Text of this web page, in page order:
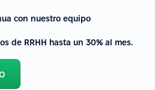
con nuestro equipo
de RRHH hasta un 30% al mes.